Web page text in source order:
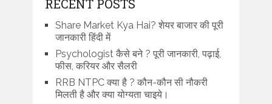
RECENT POSTS
Share Market Kya Hai? शेयर बाजार की पूरी
जानकारी हिंदी में
Psychologist कैसे बने ? पूरी जानकारी, पढ़ाई,
फीस, करियर और सैलरी
RRB NTPC क्या है ? कौन-कौन सी नौकरी
मिलती है और क्या योग्यता चाइये।